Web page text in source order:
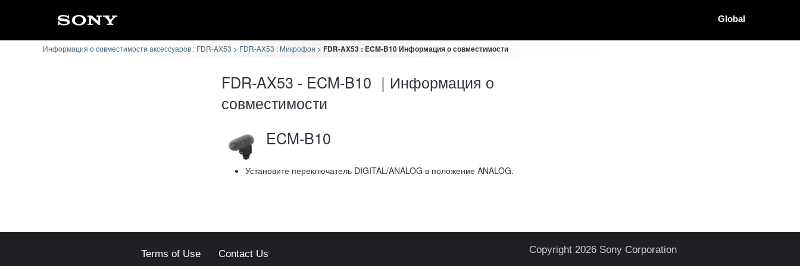
Global
Информация о совместимости аксессуаров : FDR-AX53 FDR-AX53 : Микрофон FDR-AX53 : ECM-B10 Информация о совместимости
FDR-AX53 - ECM-B10 ｜Информация о
совместимости
ECM-B10
Установите переключатель DIGITAL/ANALOG в положение ANALOG.
Terms of Use Contact Us Copyright 2026 Sony Corporation